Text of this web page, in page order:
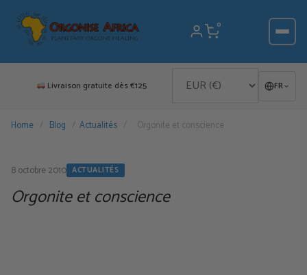
contenu
0
Livraison gratuite dès €125 FR
Home / Blog / Actualités / Orgonite et conscience
8 octobre 2010 ACTUALITÉS
Orgonite et conscience